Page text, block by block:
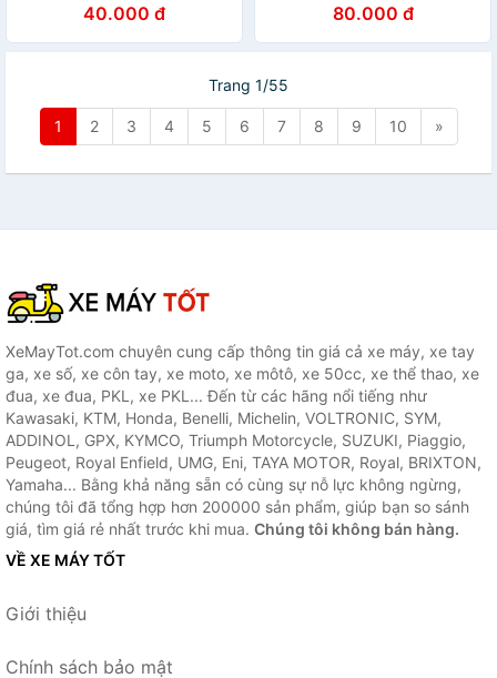
40.000 đ 80.000 đ
Trang 1/55
1 2 3 4 5 6 7 8 9 10 »
XeMayTot.com chuyên cung cấp thông tin giá cả xe máy, xe tay
ga, xe số, xe côn tay, xe moto, xe môtô, xe 50cc, xe thể thao, xe
đua, xe đua, PKL, xe PKL... Đến từ các hãng nổi tiếng như
Kawasaki, KTM, Honda, Benelli, Michelin, VOLTRONIC, SYM,
ADDINOL, GPX, KYMCO, Triumph Motorcycle, SUZUKI, Piaggio,
Peugeot, Royal Enfield, UMG, Eni, TAYA MOTOR, Royal, BRIXTON,
Yamaha... Bằng khả năng sẵn có cùng sự nỗ lực không ngừng,
chúng tôi đã tổng hợp hơn 200000 sản phẩm, giúp bạn so sánh
giá, tìm giá rẻ nhất trước khi mua. Chúng tôi không bán hàng.
VỀ XE MÁY TỐT
Giới thiệu
Chính sách bảo mật